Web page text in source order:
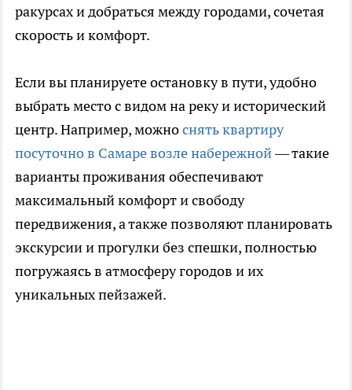
ракурсах и добраться между городами, сочетая
скорость и комфорт.
Если вы планируете остановку в пути, удобно
выбрать место с видом на реку и исторический
центр. Например, можноснять квартиру
посуточно в Самаре возле набережной— такие
варианты проживания обеспечивают
максимальный комфорт и свободу
передвижения, а также позволяют планировать
экскурсии и прогулки без спешки, полностью
погружаясь в атмосферу городов и их
уникальных пейзажей.